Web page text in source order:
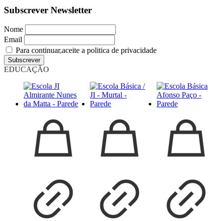
Subscrever Newsletter
Nome
Email
Para continuar,aceite a politica de privacidade
EDUCAÇÃO